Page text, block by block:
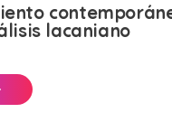
lacaniano